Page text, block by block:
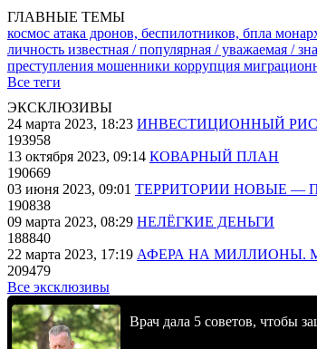
ГЛАВНЫЕ ТЕМЫ
космос атака дронов, беспилотников, бпла
личность известная / популярная / уважаемая /
преступления мошенники коррупция
Все теги
ЭКСКЛЮЗИВЫ
24 марта 2023, 18:23 ИНВЕСТИЦИОННЫЙ
193958
13 октября 2023, 09:14 КОВАРНЫЙ ПЛАН
190669
03 июня 2023, 09:01 ТЕРРИТОРИИ НОВЫЕ —
190838
09 марта 2023, 08:29 НЕЛЁГКИЕ ДЕНЬГИ
188840
22 марта 2023, 17:19 АФЕРА НА МИЛЛИОНЫ.
209479
Все эксклюзивы
Врач дала 5 советов, чтобы